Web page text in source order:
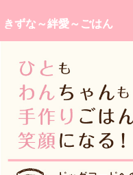
きずな～絆愛～ごはん